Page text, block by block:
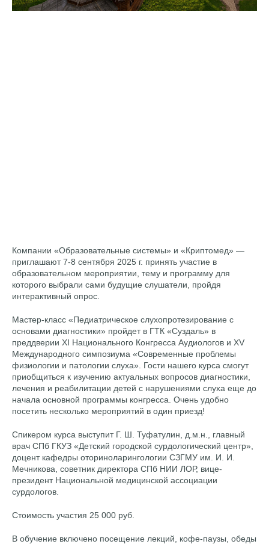
Компании «Образовательные системы» и «Криптомед» —
приглашают 7-8 сентября 2025 г. принять участие в
образовательном мероприятии, тему и программу для
которого выбрали сами будущие слушатели, пройдя
интерактивный опрос.
Мастер-класс «Педиатрическое слухопротезирование с
основами диагностики» пройдет в ГТК «Суздаль» в
преддверии XI Национального Конгресса Аудиологов и XV
Международного симпозиума «Современные проблемы
физиологии и патологии слуха». Гости нашего курса смогут
приобщиться к изучению актуальных вопросов диагностики,
лечения и реабилитации детей с нарушениями слуха еще до
начала основной программы конгресса. Очень удобно
посетить несколько мероприятий в один приезд!
Спикером курса выступит Г. Ш. Туфатулин, д.м.н., главный
врач СПб ГКУЗ «Детский городской сурдологический центр»,
доцент кафедры оториноларингологии СЗГМУ им. И. И.
Мечникова, советник директора СПб НИИ ЛОР, вице-
президент Национальной медицинской ассоциации
сурдологов.
Стоимость участия 25 000 руб.
В обучение включено посещение лекций, кофе-паузы, обеды